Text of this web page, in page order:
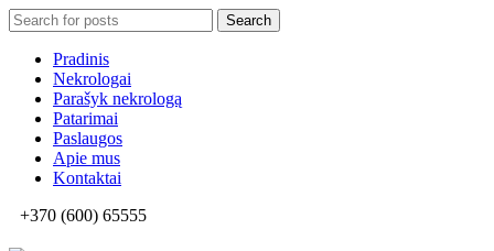
Search
for:
Search
Pradinis
Nekrologai
Parašyk nekrologą
Patarimai
Paslaugos
Apie mus
Kontaktai
+370 (600) 65555